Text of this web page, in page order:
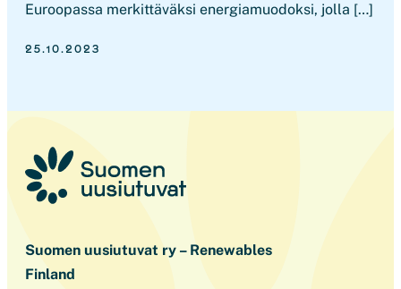
Euroopassa merkittäväksi energiamuodoksi, jolla […]
25.10.2023
Suomen uusiutuvat ry – Renewables
Finland